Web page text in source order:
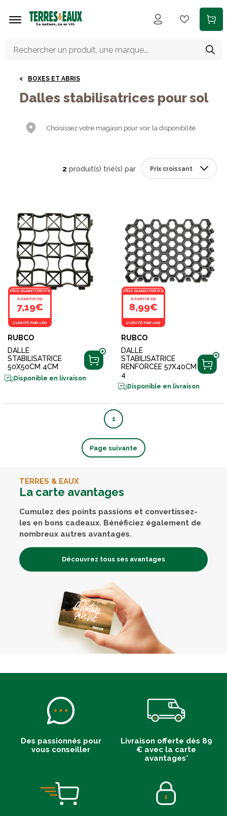
BOXES ET ABRIS
Dalles stabilisatrices pour sol
Choisissez votre magasin pour voir la disponibilité
2 produit(s) trié(s) par
PRIX QUANTITATIFS
À PARTIR DE
7,19€
L'UNITÉ PAR 200
RUBCO
DALLE
STABILISATRICE
50X50CM 4CM
Disponible en livraison
PRIX QUANTITATIFS
À PARTIR DE
8,99€
L'UNITÉ PAR 200
RUBCO
DALLE
STABILISATRICE
RENFORCEE 57X40CM
4
Disponible en livraison
1
Page suivante
TERRES & EAUX
La carte avantages
Cumulez des points passions et convertissez-
les en bons cadeaux. Bénéficiez également de
nombreux autres avantages.
Découvrez tous ses avantages
Des passionnés pour
vous conseiller
Livraison offerte dès 89
€ avec la carte
avantages*